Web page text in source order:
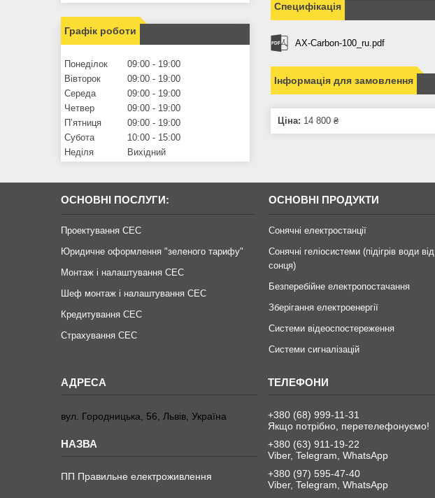
Специфікація
AX-Carbon-100_ru.pdf
Інформація для замовлення
Ціна: 14 800 ₴
Графік роботи
Понеділок 09:00
19:00
Вівторок
09:00
19:00
Середа
09:00
19:00
Четвер
09:00
19:00
Пʼятниця
09:00
19:00
Субота
10:00
15:00
Неділя
Вихідний
ОСНОВНІ ПОСЛУГИ:
Проектування СЕС
Юридичне оформлення "зеленого тарифу"
Монтаж і налаштування СЕС
Шеф монтаж і налаштування СЕС
Кредитування СЕС
Страхування СЕС
ОСНОВНІ ПРОДУКТИ
Сонячні електростанції
Сонячні геліосистеми (підігрів води від
сонця)
Безперебійне електропостачання
Зберігання електроенергії
Системи відеоспостереження
Системи сигналізацій
вул. Городницька, 56, Львів, Україна
ПП Правильне електроживлення
+380 (68) 999-11-31
Якщо потрібно, перетелефонуємо!
+380 (63) 911-19-22
Viber, Telegram, WhatsApp
+380 (97) 595-47-40
Viber, Telegram, WhatsApp